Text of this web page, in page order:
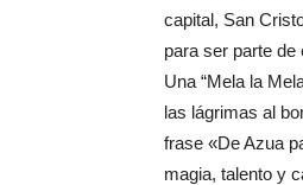
capital, San
para ser parte de
Una “Mela la
las lágrimas al
frase «De Azua
magia, talento y